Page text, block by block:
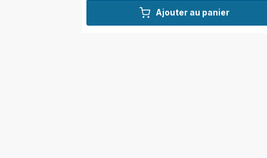
Ajouter au panier